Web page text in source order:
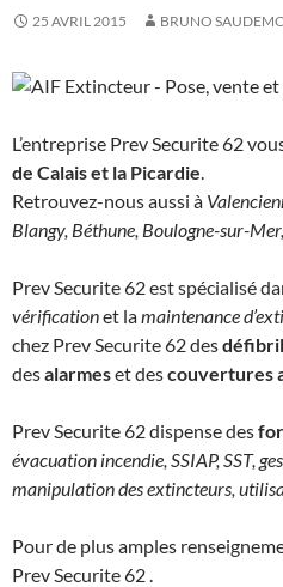
25 AVRIL 2015 BRUNO
L’entreprise Prev Securite 62
de Calais et la Picardie
Retrouvez-nous aussi à
Blangy, Béthune, Boulogne-sur-
Prev Securite 62 est spécialisé
vérificationet lamaintenance
chez Prev Securite 62 des
desalarmeset descouvertures
Prev Securite 62 dispense des
évacuation incendie, SSIAP, SST,
manipulation des extincteurs,
Pour de plus amples
Prev Securite 62 .